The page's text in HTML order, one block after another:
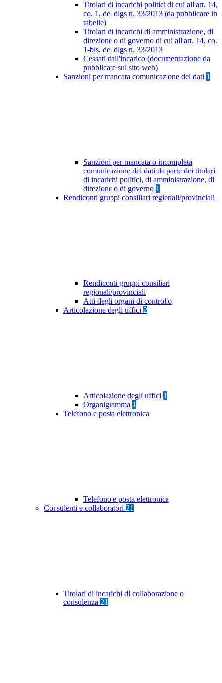
Titolari di incarichi politici di cui all'art. 14,
co. 1, del dlgs n. 33/2013 (da pubblicare in
tabelle)
Titolari di incarichi di amministrazione, di
direzione o di governo di cui all'art. 14, co.
1-bis, del dlgs n. 33/2013
Cessati dall'incarico (documentazione da
pubblicare sul sito web)
Sanzioni per mancata comunicazione dei dati 1
Sanzioni per mancata o incompleta
comunicazione dei dati da parte dei titolari
di incarichi politici, di amministrazione, di
direzione o di governo 1
Rendiconti gruppi consiliari regionali/provinciali
Rendiconti gruppi consiliari
regionali/provinciali
Atti degli organi di controllo
Articolazione degli uffici 2
Articolazione degli uffici 1
Organigramma 1
Telefono e posta elettronica
Telefono e posta elettronica
Consulenti e collaboratori 21
Titolari di incarichi di collaborazione o
consulenza 21